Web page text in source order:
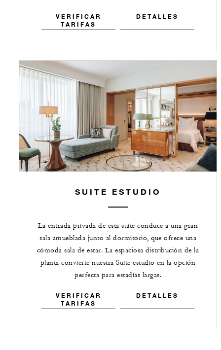
VERIFICAR
TARIFAS
DETALLES
SUITE ESTUDIO
La entrada privada de esta suite conduce a una gran
sala amueblada junto al dormitorio, que ofrece una
cómoda sala de estar. La espaciosa distribución de la
planta convierte nuestra Suite estudio en la opción
perfecta para estadías largas.
VERIFICAR
TARIFAS
DETALLES